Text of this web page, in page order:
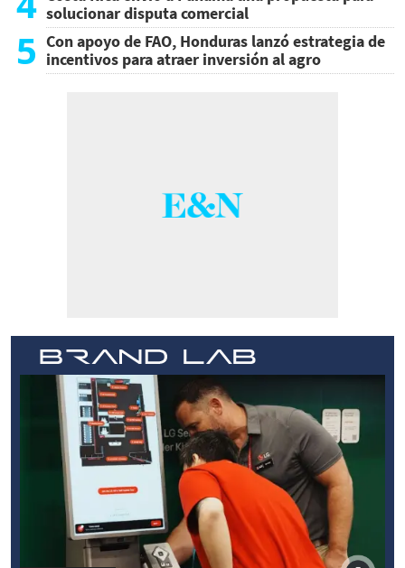
solucionar disputa comercial
5 Con apoyo de FAO, Honduras lanzó estrategia de
incentivos para atraer inversión al agro